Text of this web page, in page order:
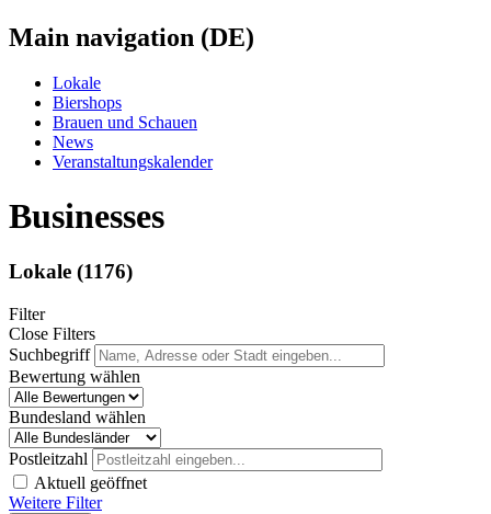
Main navigation (DE)
Lokale
Biershops
Brauen und Schauen
News
Veranstaltungskalender
Businesses
Lokale (1176)
Filter
Close Filters
Suchbegriff
Bewertung wählen
Bundesland wählen
Postleitzahl
Aktuell geöffnet
Weitere Filter